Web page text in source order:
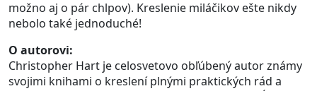
možno aj o pár chlpov). Kreslenie miláčikov ešte nikdy
nebolo také jednoduché!
O autorovi:
Christopher Hart je celosvetovo obľúbený autor známy
svojimi knihami o kreslení plnými praktických rád a